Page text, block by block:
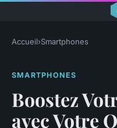
Accueil›Smartphones
SMARTPHONES
Boostez
avec Votre